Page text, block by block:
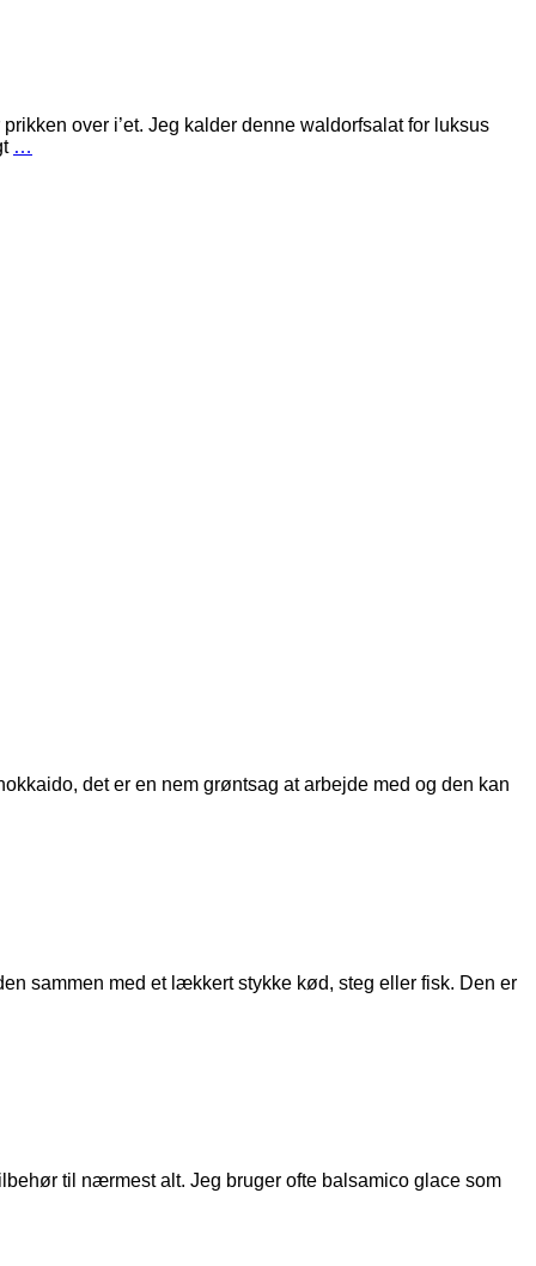
over i’et. Jeg kalder denne waldorfsalat for luksus
…
det er en nem grøntsag at arbejde med og den kan
sammen med et lækkert stykke kød, steg eller fisk. Den er
til nærmest alt. Jeg bruger ofte balsamico glace som